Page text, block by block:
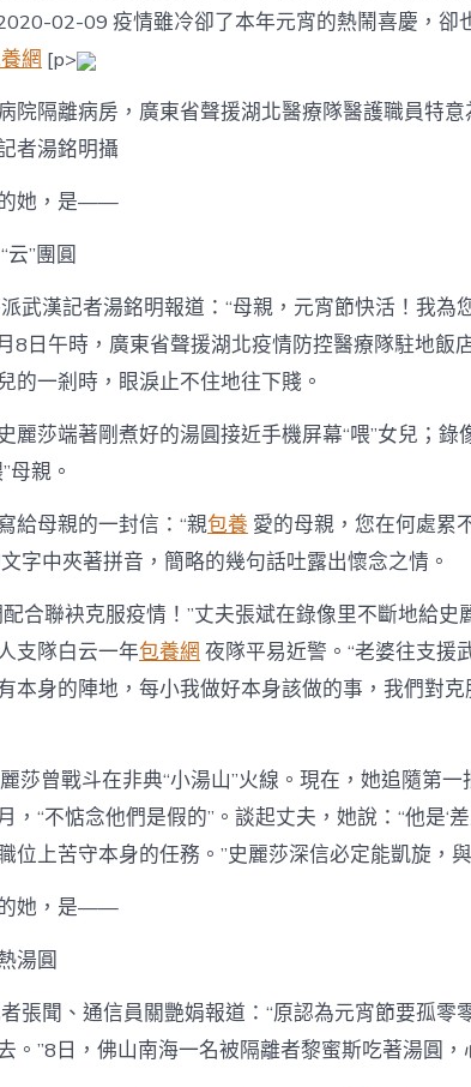
02-09 疫情雖冷卻了本年元宵的熱鬧喜慶，卻
網 [p>
院隔離病房，廣東省聲援湖北醫療隊醫護職員特
者湯銘明攝
她，是——
云”團圓
武漢記者湯銘明報道：“母親，元宵節快活！我為
8日午時，廣東省聲援湖北疫情防控醫療隊駐地飯
的一剎時，眼淚止不住地往下賤。
麗莎端著剛煮好的湯圓接近手機屏幕“喂”女兒；錄
母親。
給母親的一封信：“親包養 愛的母親，您在何處累
字中夾著拼音，簡略的幾句話吐露出懷念之情。
合聯袂克服疫情！”丈夫張斌在錄像里不斷地給史
支隊白云一年包養網 夜隊平易近警。“老婆往支援
本身的陣地，每小我做好本身該做的事，我們對
莎曾戰斗在非典“小湯山”火線。現在，她追隨第一
，“不惦念他們是假的”。談起丈夫，她說：“他是‘差
位上苦守本身的任務。”史麗莎深信必定能凱旋，
她，是——
湯圓
張聞、通信員關艷娟報道：“原認為元宵節要孤零
。”8日，佛山南海一名被隔離者黎蜜斯吃著湯圓，